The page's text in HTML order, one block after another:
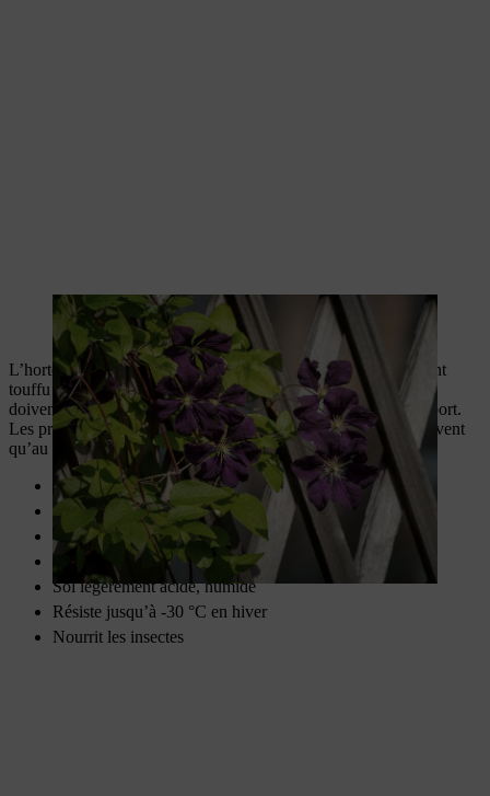
Les clématites comptent parmi les plantes grimpantes les plus
résistantes à l’hiver.
L’hortensia grimpant pousse lentement au début, mais il devient
touffu et dense. Sur les murs et les façades, les jeunes plantes
doivent être guidées dans la bonne direction à l’aide d’un support.
Les premières ombrelles de fleurs blanches n’apparaissent souvent
qu’au bout de 5 ans.
Plantes à ventouses
3 à 6 m de haut
Grandit de 15 à 40 cm par an
Emplacement : mi-ombre à ombre
Sol légèrement acide, humide
Résiste jusqu’à -30 °C en hiver
Nourrit les insectes